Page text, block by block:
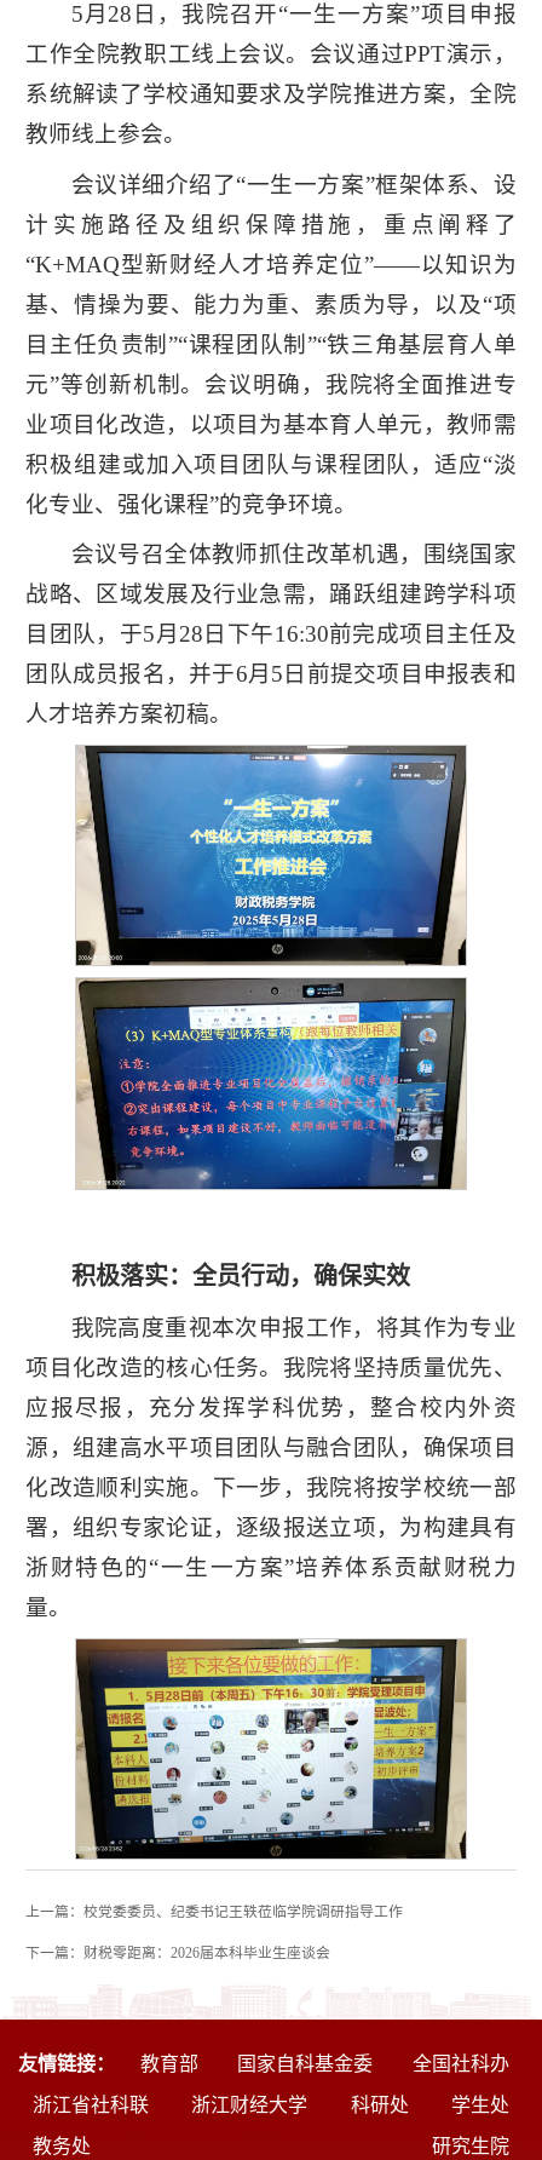
5月28日，我院召开“一生一方案”项目申报
工作全院教职工线上会议。会议通过PPT演示，
系统解读了学校通知要求及学院推进方案，全院
教师线上参会。
会议详细介绍了“一生一方案”框架体系、设
计实施路径及组织保障措施，重点阐释了
“K+MAQ型新财经人才培养定位”——以知识为
基、情操为要、能力为重、素质为导，以及“项
目主任负责制”“课程团队制”“铁三角基层育人单
元”等创新机制。会议明确，我院将全面推进专
业项目化改造，以项目为基本育人单元，教师需
积极组建或加入项目团队与课程团队，适应“淡
化专业、强化课程”的竞争环境。
会议号召全体教师抓住改革机遇，围绕国家
战略、区域发展及行业急需，踊跃组建跨学科项
目团队，于5月28日下午16:30前完成项目主任及
团队成员报名，并于6月5日前提交项目申报表和
人才培养方案初稿。
积极落实：全员行动，确保实效
我院高度重视本次申报工作，将其作为专业
项目化改造的核心任务。我院将坚持质量优先、
应报尽报，充分发挥学科优势，整合校内外资
源，组建高水平项目团队与融合团队，确保项目
化改造顺利实施。下一步，我院将按学校统一部
署，组织专家论证，逐级报送立项，为构建具有
浙财特色的“一生一方案”培养体系贡献财税力
量。
上一篇：校党委委员、纪委书记王轶莅临学院调研指导工作
下一篇：财税零距离：2026届本科毕业生座谈会
友情链接： 教育部 国家自科基金委
全国社科办
浙江省社科联
浙江财经大学 科研处
学生处
教务处
研究生院